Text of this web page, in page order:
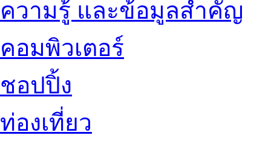
ความรู้ และข้อมูลสำคัญ
คอมพิวเตอร์
ชอปปิ้ง
ท่องเที่ยว